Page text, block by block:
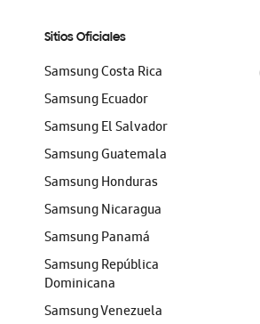
Sitios Oficiales
Samsung Costa Rica
Samsung Ecuador
Samsung El Salvador
Samsung Guatemala
Samsung Honduras
Samsung Nicaragua
Samsung Panamá
Samsung República
Dominicana
Samsung Venezuela